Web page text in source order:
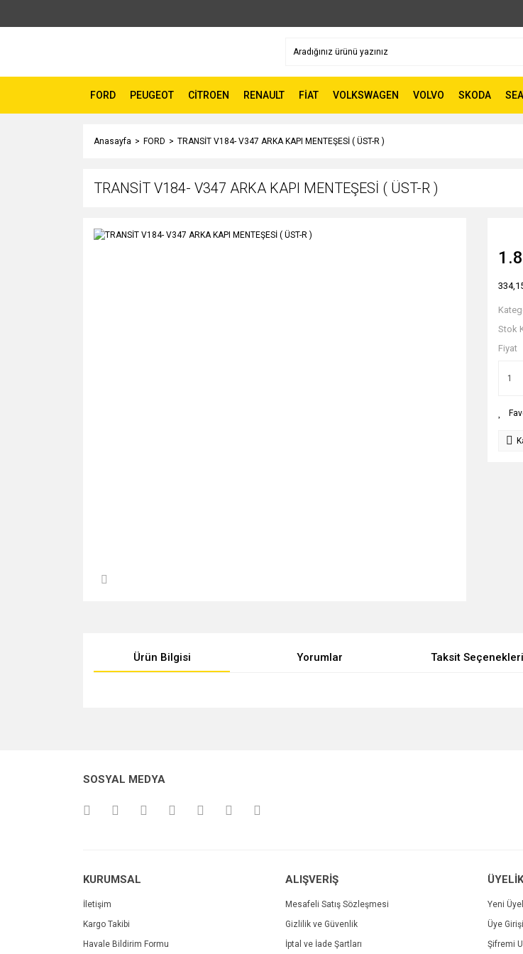
FORD PEUGEOT CİTROEN RENAULT FİAT VOLKSWAGEN VOLVO SKODA
Anasayfa FORD TRANSİT V184- V347 ARKA KAPI MENTEŞESİ ( ÜST-R )
TRANSİT V184- V347 ARKA KAPI MENTEŞESİ ( ÜST-R )
Stok
Fiyat
Ürün Bilgisi Yorumlar Taksit Seçenekleri
Ürün açıklamasında eksik bilgiler bulunuyor.
SOSYAL MEDYA
KURUMSAL
İletişim
Kargo Takibi
Havale Bildirim Formu
ALIŞVERİŞ
Mesafeli Satış Sözleşmesi
Gizlilik ve Güvenlik
İptal ve İade Şartları
ÜYELİK
Yeni
Üye Girişi
Şifremi